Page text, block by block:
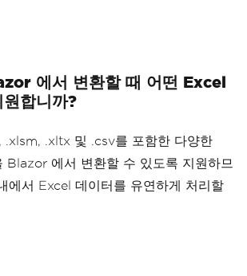
에서 변환할 때 어떤 Excel
합니까?
.xltx 및 .csv를 포함한 다양한
Blazor 에서 변환할 수 있도록 지원하므
에서 Excel 데이터를 유연하게 처리할